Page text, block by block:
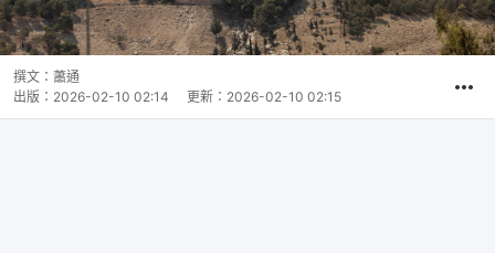
撰文： 蕭通
出版： 2026-02-10 02:14 更新： 2026-02-10 02:15